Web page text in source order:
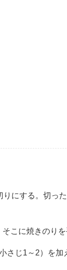
にする。切っ
こに焼きのりを
じ1～2）を加